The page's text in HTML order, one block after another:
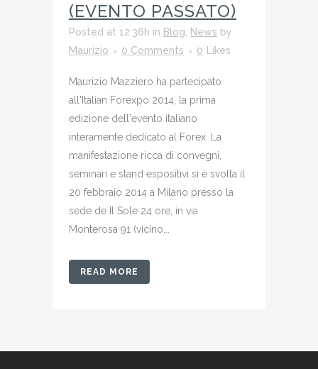
(EVENTO PASSATO)
Posted at 12:36h in Blog, News by
Maurizio
0 Comments 0 Likes
Maurizio Mazziero ha partecipato
all'Italian Forexpo 2014, la prima
edizione dell'evento italiano
interamente dedicato al Forex. La
manifestazione ricca di convegni,
seminari e stand espositivi si è svolta il
20 febbraio 2014 a Milano presso la
sede de Il Sole 24 ore, in via
Monterosa 91 (vicino...
READ MORE